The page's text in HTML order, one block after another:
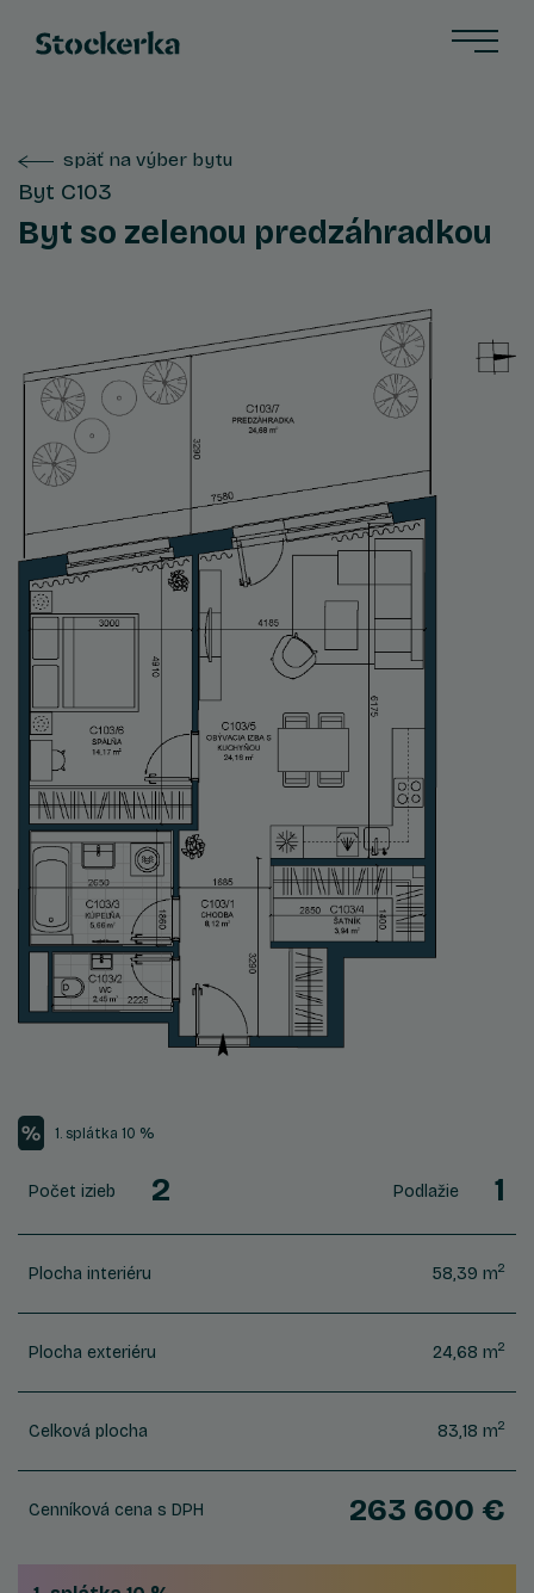
späť na výber bytu
Byt C103
Byt so zelenou predzáhradkou
1. splátka 10 %
Počet izieb 2 Podlažie 1
Plocha interiéru 58,39 m2
Plocha exteriéru 24,68 m2
Celková plocha 83,18 m2
Cenníková cena s DPH 263 600 €